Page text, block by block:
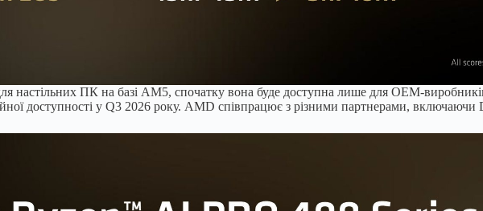
настільних ПК на базі AM5, спочатку вона буде доступна лише для OEM-
доступності у Q3 2026 року. AMD співпрацює з різними партнерами,